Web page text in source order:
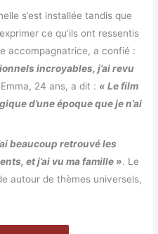
s’est installée tandis que
ce qu’ils ont ressentis
accompagnatrice, a confié :
incroyables, j’ai revu
24 ans, a dit : « Le film
d’une époque que je n’ai
beaucoup retrouvé les
et j’ai vu ma famille ». Le
autour de thèmes universels,